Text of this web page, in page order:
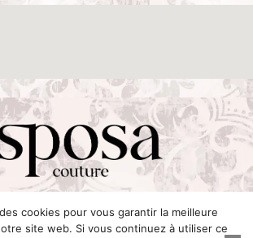
© 2025 Sposa couture
cookies pour vous garantir la meilleure
site web. Si vous continuez à utiliser ce